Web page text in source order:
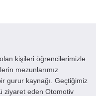
kişileri öğrencilerimizle
mezunlarımız
gurur kaynağı. Geçtiğimiz
ziyaret eden Otomotiv